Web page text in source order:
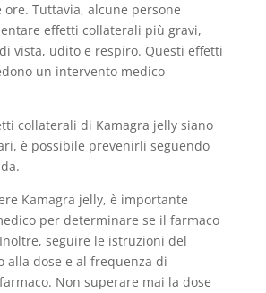
Tuttavia, alcune persone
effetti collaterali più gravi,
vista, udito e respiro. Questi effetti
un intervento medico
collaterali di Kamagra jelly siano
è possibile prevenirli seguendo
Kamagra jelly, è importante
per determinare se il farmaco
seguire le istruzioni del
alla dose e al frequenza di
Non superare mai la dose